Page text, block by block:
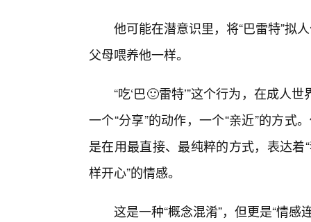
他可能在潜意识里，将“巴雷特”拟
父母喂养他一样。
“吃‘巴🙂雷特’”这个行为，在成人
一个“分享”的动作，一个“亲近”的方式
是在用最直接、最纯粹的方式，表达着
样开心”的情感。
这是一种“概念混淆”，但更是“情